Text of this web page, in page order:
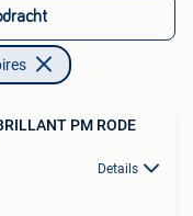
PM RODE
Details